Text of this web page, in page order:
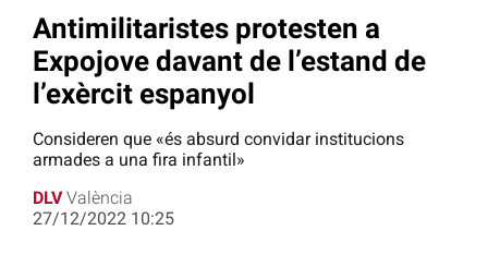
Antimilitaristes protesten a
Expojove davant de l’estand de
l’exèrcit espanyol
Consideren que «és absurd convidar institucions
armades a una fira infantil»
DLV València
27/12/2022 10:25